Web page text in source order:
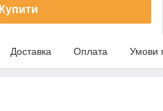
Купити
Доставка Оплата Умови